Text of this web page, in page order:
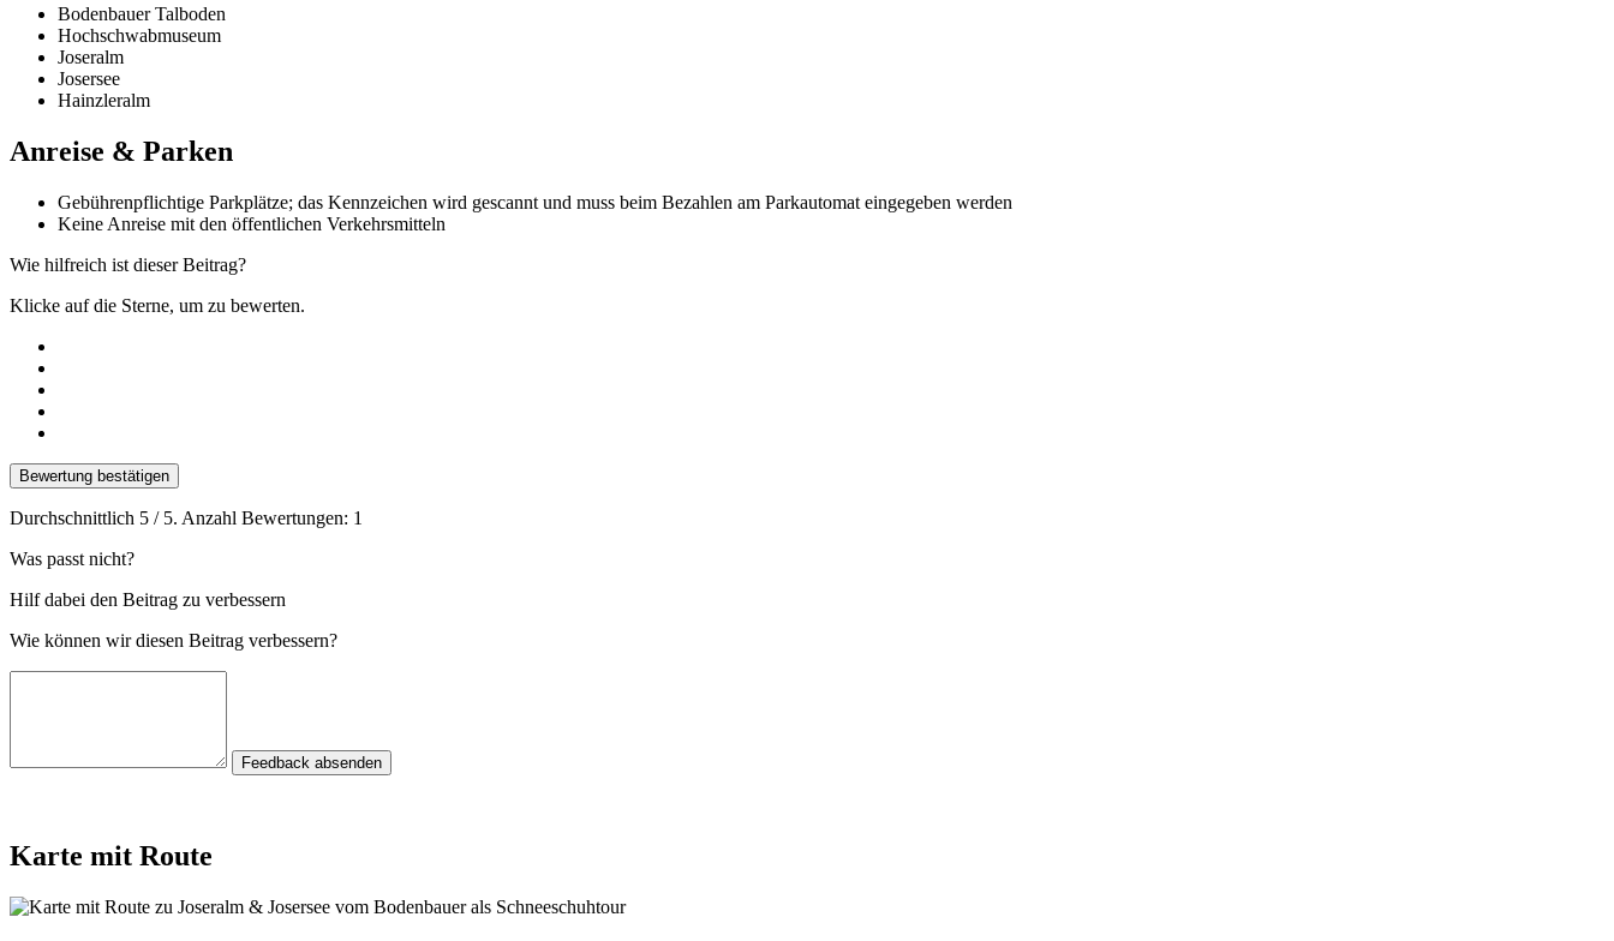
Bodenbauer Talboden
Hochschwabmuseum
Joseralm
Josersee
Hainzleralm
Anreise & Parken
Gebührenpflichtige Parkplätze; das Kennzeichen wird gescannt und muss beim Bezahlen am Parkautomat eingegeben werden
Keine Anreise mit den öffentlichen Verkehrsmitteln
Wie hilfreich ist dieser Beitrag?
Klicke auf die Sterne, um zu bewerten.
Bewertung bestätigen
Durchschnittlich 5 / 5. Anzahl Bewertungen: 1
Was passt nicht?
Hilf dabei den Beitrag zu verbessern
Wie können wir diesen Beitrag verbessern?
Feedback absenden
Karte mit Route